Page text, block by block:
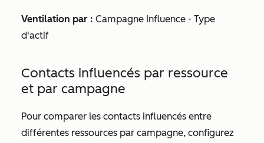
Ventilation par : Campagne Influence - Type
d'actif
Contacts influencés par ressource
et par campagne
Pour comparer les contacts influencés entre
différentes ressources par campagne, configurez